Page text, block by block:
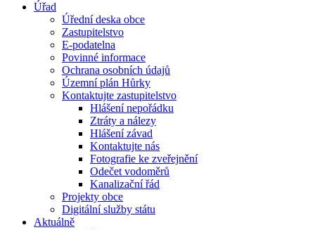
Úřad
Úřední deska obce
Zastupitelstvo
E-podatelna
Povinné informace
Ochrana osobních údajů
Územní plán Hůrky
Kontaktujte zastupitelstvo
Hlášení nepořádku
Ztráty a nálezy
Hlášení závad
Kontaktujte nás
Fotografie ke zveřejnění
Odečet vodoměrů
Kanalizační řád
Projekty obce
Digitální služby státu
Aktuálně